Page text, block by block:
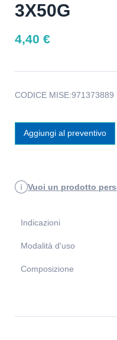
3X50G
4,40 €
CODICE MISE:971373889
Aggiungi al preventivo
Vuoi un prodotto
Indicazioni
Modalità d'uso
Composizione